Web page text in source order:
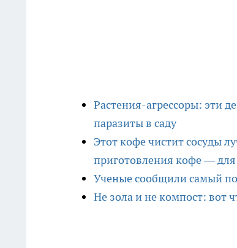
Растения-агрессоры: эти
паразиты в саду
Этот кофе чистит сосуды
приготовления кофе — для
Ученые сообщили самый
Не зола и не компост: